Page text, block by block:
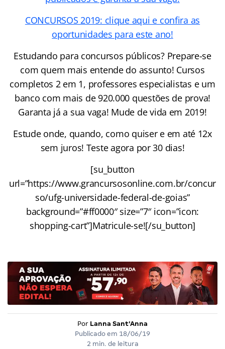
CONCURSOS 2019: clique aqui e confira as
oportunidades para este ano!
Estudando para concursos públicos? Prepare-se
com quem mais entende do assunto! Cursos
completos 2 em 1, professores especialistas e um
banco com mais de 920.000 questões de prova!
Garanta já a sua vaga! Mude de vida em 2019!
Estude onde, quando, como quiser e em até 12x
sem juros! Teste agora por 30 dias!
[su_button
url=”https://www.grancursosonline.com.br/concur
so/ufg-universidade-federal-de-goias”
background=”#ff0000″ size=”7″ icon=”icon:
shopping-cart”]Matricule-se![/su_button]
Por Lanna Sant'Anna
Publicado em 18/06/19
2 min. de leitura